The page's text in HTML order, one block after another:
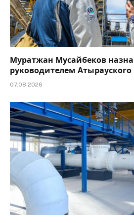
Муратжан Мусайбеков
руководителем
07.08.2026